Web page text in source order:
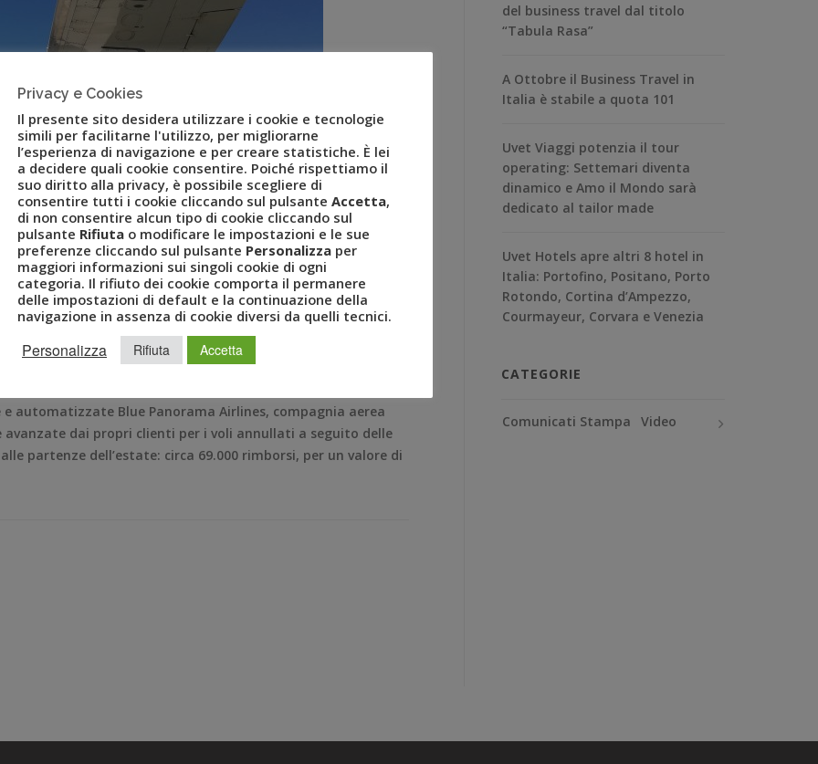
tutte le richieste per i voli
,COVID-19 LUKE AIR RIMBORSI,VOUCHER
automatizzate Blue Panorama Airlines, compagnia aerea
dai propri clienti per i voli annullati a seguito delle
partenze dell’estate: circa 69.000 rimborsi, per un valore di
del business travel dal titolo
“Tabula Rasa”
A Ottobre il Business Travel in
Italia è stabile a quota 101
Uvet Viaggi potenzia il tour
operating: Settemari diventa
dinamico e Amo il Mondo sarà
dedicato al tailor made
Uvet Hotels apre altri 8 hotel in
Italia: Portofino, Positano, Porto
Rotondo, Cortina d’Ampezzo,
Courmayeur, Corvara e Venezia
CATEGORIE
Comunicati Stampa Video
Privacy e Cookies
Il presente sito desidera utilizzare i cookie e tecnologie
simili per facilitarne l'utilizzo, per migliorarne
l’esperienza di navigazione e per creare statistiche. È lei
a decidere quali cookie consentire. Poiché rispettiamo il
suo diritto alla privacy, è possibile scegliere di
consentire tutti i cookie cliccando sul pulsante Accetta,
di non consentire alcun tipo di cookie cliccando sul
pulsante Rifiuta o modificare le impostazioni e le sue
preferenze cliccando sul pulsante Personalizza per
maggiori informazioni sui singoli cookie di ogni
categoria. Il rifiuto dei cookie comporta il permanere
delle impostazioni di default e la continuazione della
navigazione in assenza di cookie diversi da quelli tecnici.
Personalizza Rifiuta Accetta